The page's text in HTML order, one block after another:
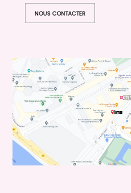
NOUS CONTACTER